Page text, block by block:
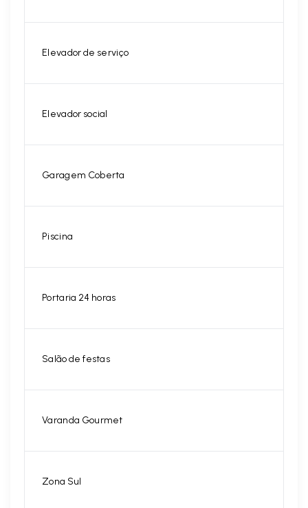
Elevador de serviço
Elevador social
Garagem Coberta
Piscina
Portaria 24 horas
Salão de festas
Varanda Gourmet
Zona Sul